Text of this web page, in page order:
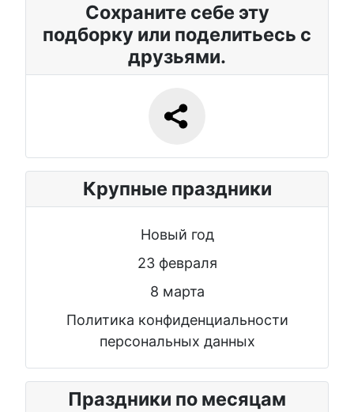
Сохраните себе эту
подборку или поделитьесь с
друзьями.
Крупные праздники
Новый год
23 февраля
8 марта
Политика конфиденциальности
персональных данных
Праздники по месяцам